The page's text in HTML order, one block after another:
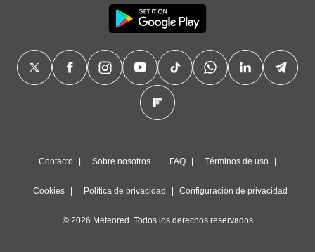
Contacto Sobre nosotros FAQ Términos de uso
Cookies Política de privacidad Configuración de privacidad
© 2026 Meteored. Todos los derechos reservados